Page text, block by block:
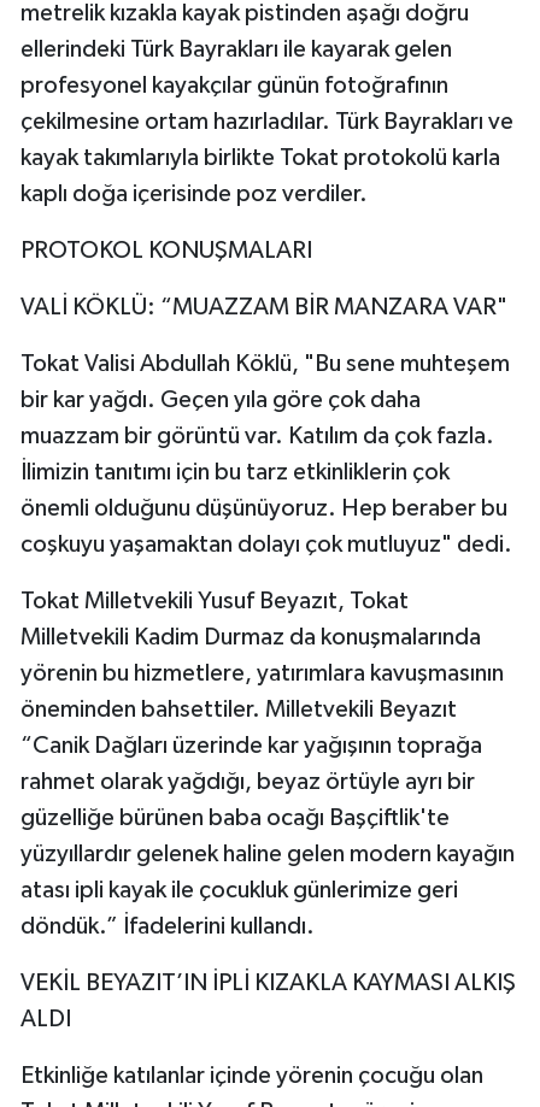
metrelik kızakla kayak pistinden aşağı doğru
ellerindeki Türk Bayrakları ile kayarak gelen
profesyonel kayakçılar günün fotoğrafının
çekilmesine ortam hazırladılar. Türk Bayrakları ve
kayak takımlarıyla birlikte Tokat protokolü karla
kaplı doğa içerisinde poz verdiler.
PROTOKOL KONUŞMALARI
VALİ KÖKLÜ: “MUAZZAM BİR MANZARA VAR"
Tokat Valisi Abdullah Köklü, "Bu sene muhteşem
bir kar yağdı. Geçen yıla göre çok daha
muazzam bir görüntü var. Katılım da çok fazla.
İlimizin tanıtımı için bu tarz etkinliklerin çok
önemli olduğunu düşünüyoruz. Hep beraber bu
coşkuyu yaşamaktan dolayı çok mutluyuz" dedi.
Tokat Milletvekili Yusuf Beyazıt, Tokat
Milletvekili Kadim Durmaz da konuşmalarında
yörenin bu hizmetlere, yatırımlara kavuşmasının
öneminden bahsettiler. Milletvekili Beyazıt
“Canik Dağları üzerinde kar yağışının toprağa
rahmet olarak yağdığı, beyaz örtüyle ayrı bir
güzelliğe bürünen baba ocağı Başçiftlik'te
yüzyıllardır gelenek haline gelen modern kayağın
atası ipli kayak ile çocukluk günlerimize geri
döndük.” İfadelerini kullandı.
VEKİL BEYAZIT’IN İPLİ KIZAKLA KAYMASI ALKIŞ
ALDI
Etkinliğe katılanlar içinde yörenin çocuğu olan